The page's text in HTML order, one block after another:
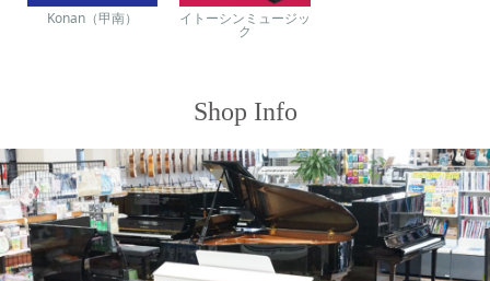
Konan（甲南） イトーシンミュージッ
ク
Shop Info